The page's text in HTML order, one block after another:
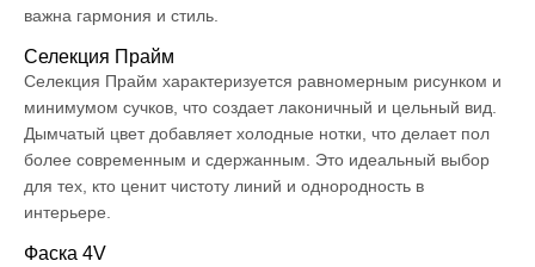
важна гармония и стиль.
Селекция Прайм
Селекция Прайм характеризуется равномерным рисунком и
минимумом сучков, что создает лаконичный и цельный вид.
Дымчатый цвет добавляет холодные нотки, что делает пол
более современным и сдержанным. Это идеальный выбор
для тех, кто ценит чистоту линий и однородность в
интерьере.
Фаска 4V